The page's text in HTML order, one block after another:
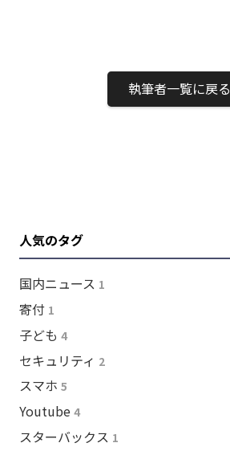
執筆者一覧に戻る
人気のタグ
国内ニュース 1
寄付 1
子ども 4
セキュリティ 2
スマホ 5
Youtube 4
スターバックス 1